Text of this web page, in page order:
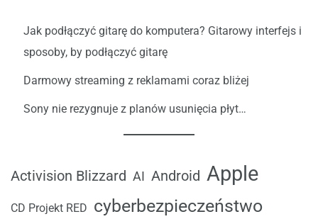
Jak podłączyć gitarę do komputera? Gitarowy interfejs i
sposoby, by podłączyć gitarę
Darmowy streaming z reklamami coraz bliżej
Sony nie rezygnuje z planów usunięcia płyt…
Activision Blizzard AI Android Apple
CD Projekt RED cyberbezpieczeństwo